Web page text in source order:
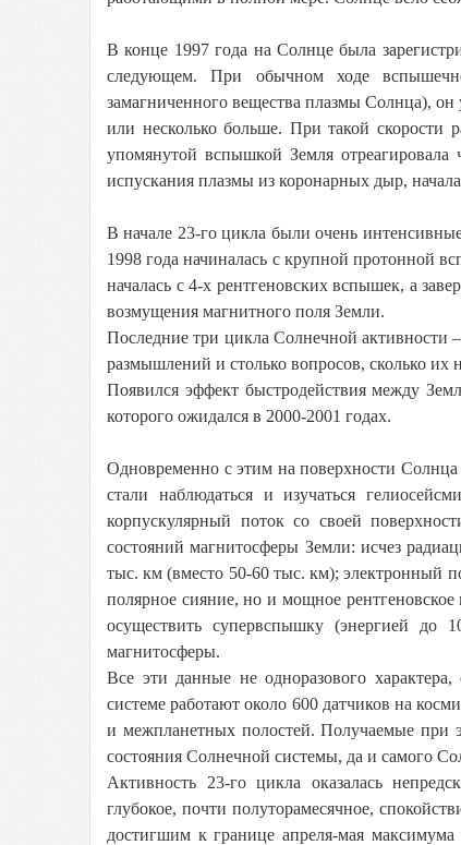
В конце 1997 года на Солнце была
следующем. При обычном ходе
замагниченного вещества плазмы Солнца), он
или несколько больше. При такой скорости
упомянутой вспышкой Земля
испускания плазмы из коронарных дыр,
В начале 23-го цикла были очень
1998 года начиналась с крупной протонной
началась с 4-х рентгеновских вспышек, а
возмущения магнитного поля Земли.
Последние три цикла Солнечной активности
размышлений и столько вопросов, сколько
Появился эффект быстродействия между
которого ожидался в 2000-2001 годах.
Одновременно с этим на поверхности
стали наблюдаться и изучаться
корпускулярный поток со своей
состояний магнитосферы Земли: исчез
тыс. км (вместо 50-60 тыс. км); электронный
полярное сияние, но и мощное
осуществить супервспышку (энергией до
магнитосферы.
Все эти данные не одноразового
системе работают около 600 датчиков на
и межпланетных полостей. Получаемые при
состояния Солнечной системы, да и самого
Активность 23-го цикла оказалась
глубокое, почти полуторамесячное,
достигшим к границе апреля-мая